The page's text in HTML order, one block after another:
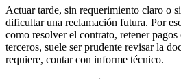
Actuar tarde, sin requerimiento claro o
dificultar una reclamación futura. Por
como resolver el contrato, retener pagos
terceros, suele ser prudente revisar la
requiere, contar con informe técnico.